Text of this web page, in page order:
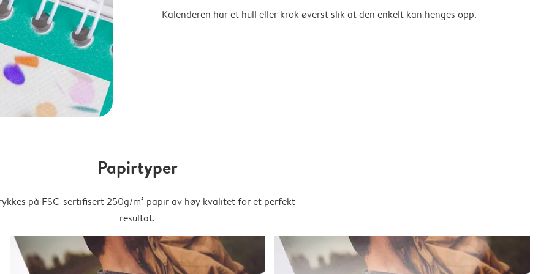
Kalenderen har et hull eller krok øverst slik at den enkelt kan henges opp.
Papirtyper
på FSC-sertifisert 250g/m² papir av høy kvalitet for et perfekt
resultat.